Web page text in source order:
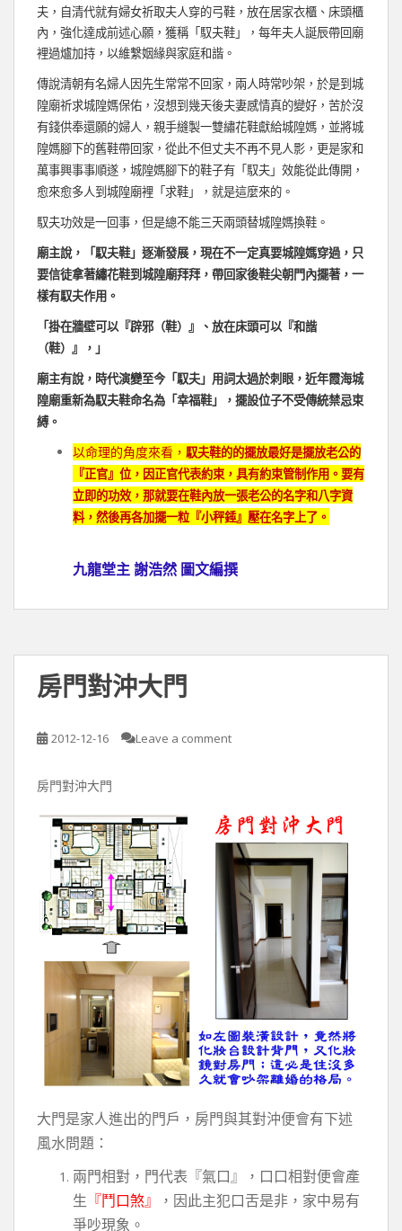
夫，自清代就有婦女祈取夫人穿的弓鞋，放在居家衣櫃、床頭櫃
內，強化達成前述心願，獲稱「馭夫鞋」，每年夫人誕辰帶回廟
裡過爐加持，以維繫姻緣與家庭和諧。
傳說清朝有名婦人因先生常常不回家，兩人時常吵架，於是到城
隍廟祈求城隍媽保佑，沒想到幾天後夫妻感情真的變好，苦於沒
有錢供奉還願的婦人，親手縫製一雙繡花鞋獻給城隍媽，並將城
隍媽腳下的舊鞋帶回家，從此不但丈夫不再不見人影，更是家和
萬事興事事順遂，城隍媽腳下的鞋子有「馭夫」效能從此傳開，
愈來愈多人到城隍廟裡「求鞋」，就是這麼來的。
馭夫功效是一回事，但是總不能三天兩頭替城隍媽換鞋。
廟主說，「馭夫鞋」逐漸發展，現在不一定真要城隍媽穿過，只
要信徒拿著繡花鞋到城隍廟拜拜，帶回家後鞋尖朝門內擺著，一
樣有馭夫作用。
「掛在牆壁可以『辟邪（鞋）』、放在床頭可以『和諧
（鞋）』，」
廟主有說，時代演變至今「馭夫」用詞太過於刺眼，近年霞海城
隍廟重新為馭夫鞋命名為「幸福鞋」，擺設位子不受傳統禁忌束
縛。
以命理的角度來看， 馭夫鞋的的擺放最好是擺放老公的
『正官』位，因正官代表約束，具有約束管制作用。要有
立即的功效，那就要在鞋內放一張老公的名字和八字資
料，然後再各加擺一粒『小秤錘』壓在名字上了。
九龍堂主 謝浩然 圖文編撰
房門對沖大門
2012-12-16 Leave a comment
房門對沖大門
大門是家人進出的門戶，房門與其對沖便會有下述
風水問題：
兩門相對，門代表『氣口』，口口相對便會產
生 『鬥口煞』
，因此主犯口舌是非，家中易有
爭吵現象。